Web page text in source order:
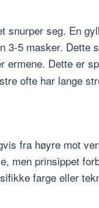
snurper seg. En
3-5 masker. Dette
ermene. Dette er
ofte har lange
fra høyre mot
men prinsippet
farge eller